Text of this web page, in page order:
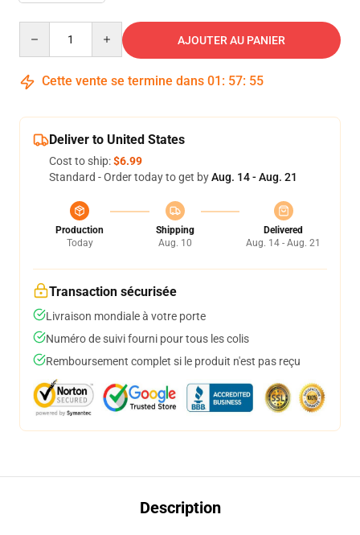
AJOUTER AU PANIER
Cette vente se termine dans 01 : 57: 54
Deliver to United States
Cost to ship:$6.99
Standard - Order today to get byAug. 14 - Aug. 21
Production
Today
Shipping
Aug. 10
Delivered
Aug. 14 - Aug. 21
Transaction sécurisée
Livraison mondiale à votre porte
Numéro de suivi fourni pour tous les colis
Remboursement complet si le produit n'est pas reçu
Description